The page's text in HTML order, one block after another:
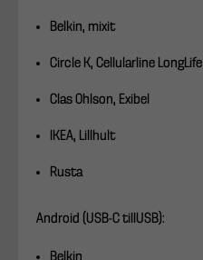
Belkin, mixit
Circle K, Cellularline LongLife
Clas Ohlson, Exibel
IKEA, Lillhult
Rusta
Android (USB-C tillUSB):